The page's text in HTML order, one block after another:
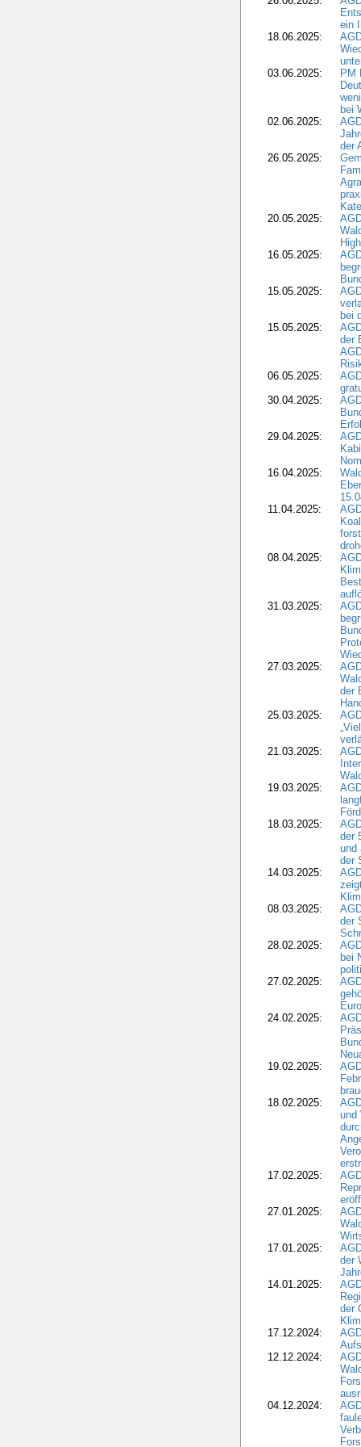
ein
18.06.2025:
03.06.2025:
PM
bei
02.06.2025:
der
26.05.2025:
20.05.2025:
16.05.2025:
15.05.2025:
bei
15.05.2025:
der
06.05.2025:
30.04.2025:
29.04.2025:
16.04.2025:
11.04.2025:
08.04.2025:
31.03.2025:
27.03.2025:
der
25.03.2025:
21.03.2025:
19.03.2025:
18.03.2025:
der
und
der
14.03.2025:
08.03.2025:
der
28.02.2025:
bei
27.02.2025:
24.02.2025:
19.02.2025:
18.02.2025:
und
17.02.2025:
27.01.2025:
17.01.2025:
der
14.01.2025:
der
17.12.2024:
12.12.2024:
04.12.2024: